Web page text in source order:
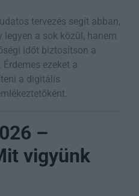
tervezés segít abban,
legyen a sok közül, hanem
időt biztosítson a
ezeket a
a digitális
–
vigyünk